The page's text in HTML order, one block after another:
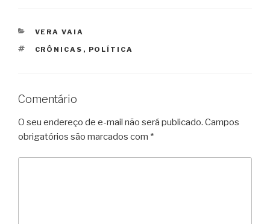
CATEGORIAS
VERA VAIA
TAGS
CRÔNICAS , POLÍTICA
Comentário
O seu endereço de e-mail não será publicado. Campos
obrigatórios são marcados com *